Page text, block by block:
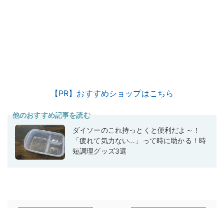
【PR】おすすめショップはこちら
他のおすすめ記事を読む
ダイソーのこれ持っとくと便利だよ～！
「疲れて気力ない…」って時に助かる！時
短調理グッズ3選